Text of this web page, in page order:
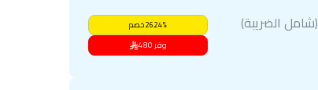
(شامل الضريبة) 26.24% خصم
وفر480